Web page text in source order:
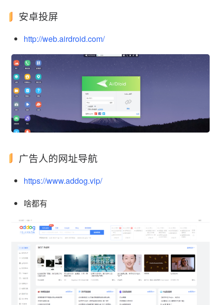
安卓投屏
http://web.airdroid.com/
广告人的网址导航
https://www.addog.vip/
啥都有